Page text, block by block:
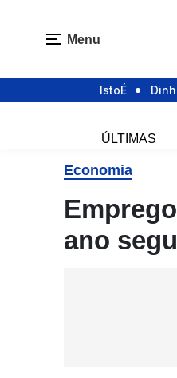
Menu
IstoÉ
ÚLTIMAS
Economia
ano